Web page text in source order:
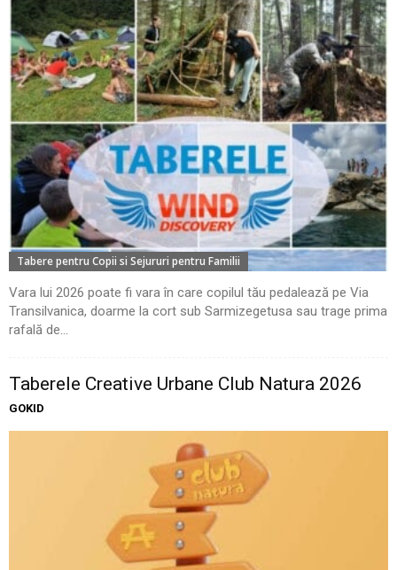
Tabere pentru Copii si Sejururi pentru Familii
Vara lui 2026 poate fi vara în care copilul tău pedalează pe Via
Transilvanica, doarme la cort sub Sarmizegetusa sau trage prima
rafală de...
Taberele Creative Urbane Club Natura 2026
GOKID